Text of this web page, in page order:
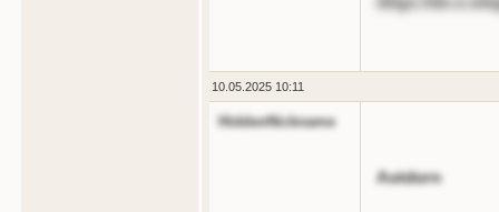
10.05.2025 10:11
HiddenNickname
Aotdorn